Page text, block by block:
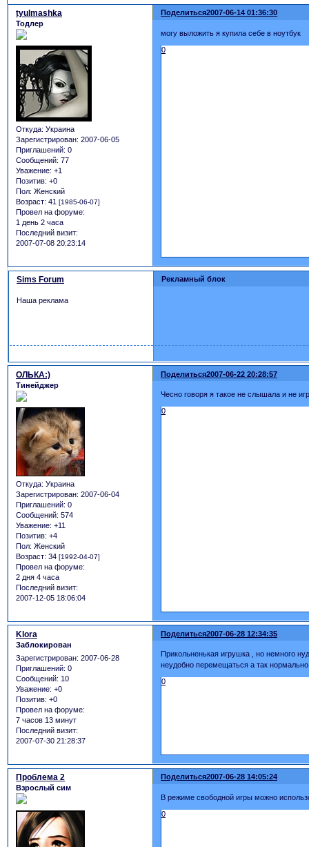
Поделиться2007-06-14 01:36:30
tyulmashka
Тодлер
Откуда: Украина
Зарегистрирован: 2007-06-05
Приглашений: 0
Сообщений: 77
Уважение: +1
Позитив: +0
Пол: Женский
Возраст: 41 [1985-06-07]
Провел на форуме:
1 день 2 часа
Последний визит:
2007-07-08 20:23:14
могу выложить я купила себе в ноутбук
0
Рекламный блок
Sims Forum
Наша реклама
Поделиться2007-06-22 20:28:57
ОЛЬКА:)
Тинейджер
Откуда: Украина
Зарегистрирован: 2007-06-04
Приглашений: 0
Сообщений: 574
Уважение: +11
Позитив: +4
Пол: Женский
Возраст: 34 [1992-04-07]
Провел на форуме:
2 дня 4 часа
Последний визит:
2007-12-05 18:06:04
Чесно говоря я такое не слышала и не
0
Поделиться2007-06-28 12:34:35
Klora
Заблокирован
Зарегистрирован: 2007-06-28
Приглашений: 0
Сообщений: 10
Уважение: +0
Позитив: +0
Провел на форуме:
7 часов 13 минут
Последний визит:
2007-07-30 21:28:37
Прикольненькая игрушка , но немного
неудобно перемещаться а так
0
Поделиться2007-06-28 14:05:24
Проблема 2
Взрослый сим
В режиме свободной игры можно
0